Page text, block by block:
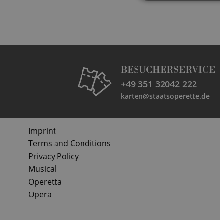
BESUCHERSERVICE
+49 351 32042 222
karten@staatsoperette.de
Imprint
Terms and Conditions
Privacy Policy
Musical
Operetta
Opera